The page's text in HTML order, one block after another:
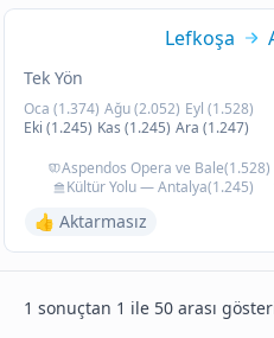
Lefkoşa
Tek Yön
Oca (1.374) Ağu (2.052) Eyl (1.528)
Eki (1.245) Kas (1.245) Ara (1.247)
Aspendos Opera ve Bale(1.528)
Kültür Yolu — Antalya(1.245)
👍 Aktarmasız
1 sonuçtan 1 ile 50 arası